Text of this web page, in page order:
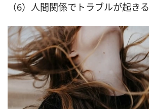
（6）人間関係でトラブルが起きる